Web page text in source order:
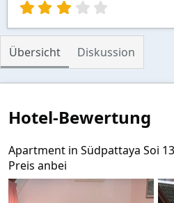
0
0
S
t
e
n
(
)
Übersicht Diskussion
Hotel-Bewertung
Apartment in Südpattaya Soi
Preis anbei